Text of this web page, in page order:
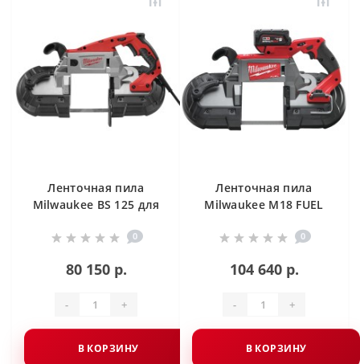
Ленточная пила
Milwaukee BS 125 для
0
80 150 р.
- +
В КОРЗИНУ
Ленточная пила
Milwaukee M18 FUEL
0
104 640 р.
- +
В КОРЗИНУ